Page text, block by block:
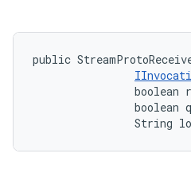
public
boolean
boolean
String